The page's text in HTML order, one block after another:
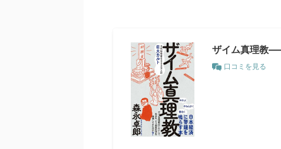
ザイム真理教
口コミを見る